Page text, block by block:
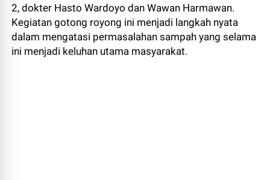
2, dokter Hasto Wardoyo dan Wawan Harmawan.
Kegiatan gotong royong ini menjadi langkah nyata
dalam mengatasi permasalahan sampah yang selama
ini menjadi keluhan utama masyarakat.